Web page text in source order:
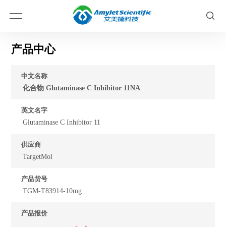
产品中心
中文名称
化合物 Glutaminase C Inhibitor 11NA
英文名字
Glutaminase C Inhibitor 11
供应商
TargetMol
产品货号
TGM-T83914-10mg
产品报价